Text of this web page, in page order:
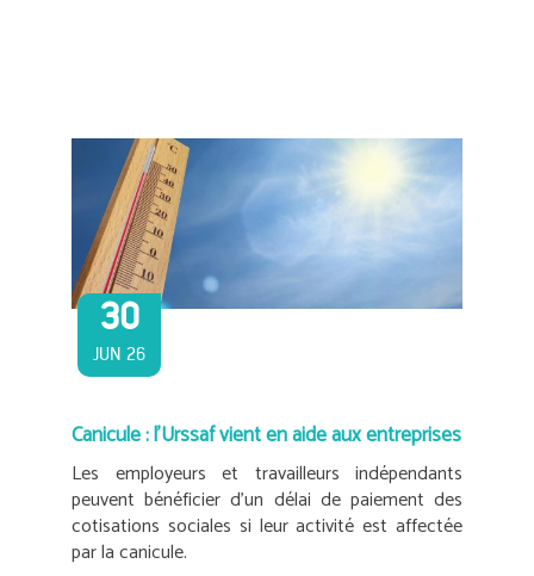
30
JUN 26
Canicule : l’Urssaf vient en aide aux entreprises
Les employeurs et travailleurs indépendants
peuvent bénéficier d’un délai de paiement des
cotisations sociales si leur activité est affectée
par la canicule.